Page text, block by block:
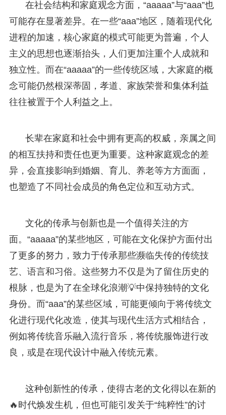
在社会结构和家庭观念方面，“aaaaa”与“aaa”也
可能存在显著差异。在一些“aaa”地区，随着现代化
进程的加速，核心家庭的模式可能更为普遍，个人
主义的思想也逐渐抬头，人们更加注重个人成就和
独立性。而在“aaaaa”的一些传统区域，大家庭的概
念可能仍然根深蒂固，孝道、家族荣誉和集体利益
往往被置于个人利益之上。
长辈在家庭和社会中拥有更高的权威，亲属之间
的相互扶持和责任也更为重要。这种家庭观念的差
异，会直接影响到婚姻、育儿、养老等方方面面，
也塑造了不同社会成员的角色定位和互动方式。
文化的传承与创新也是一个值得关注的方
面。“aaaaa”的某些地区，可能在文化保护方面付出
了更多的努力，致力于传承那些濒临失传的传统技
艺、语言和习俗。这些努力不仅是为了留住历史的
根脉，也是为了在全球化浪潮💡中保持独特的文化
身份。而“aaa”的某些区域，可能更倾向于将传统文
化进行现代化改造，使其与现代生活方式相结合，
例如将传统音乐融入流行音乐，将传统服饰进行改
良，或是在现代设计中融入传统元素。
这种创新性的传承，使得古老的文化得以在新的
🔥时代焕发生机，但也可能引发关于“纯粹性”的讨